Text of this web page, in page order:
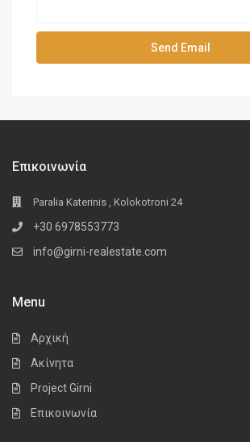
Επικοινωνία
Paralia Katerinis , Kolokotroni 24
+30 6978553773
info@girni-realestate.com
Menu
Αρχική
Ακίνητα
Project Girni
Επικοινωνία